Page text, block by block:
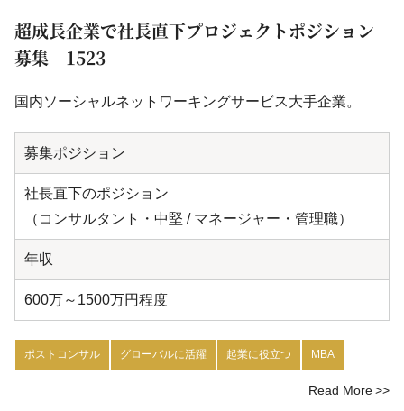
超成長企業で社長直下プロジェクトポジション
募集 1523
国内ソーシャルネットワーキングサービス大手企業。
募集ポジション
社長直下のポジション
（コンサルタント・中堅 / マネージャー・管理職）
年収
600万～1500万円程度
ポストコンサル グローバルに活躍 起業に役立つ MBA
Read More